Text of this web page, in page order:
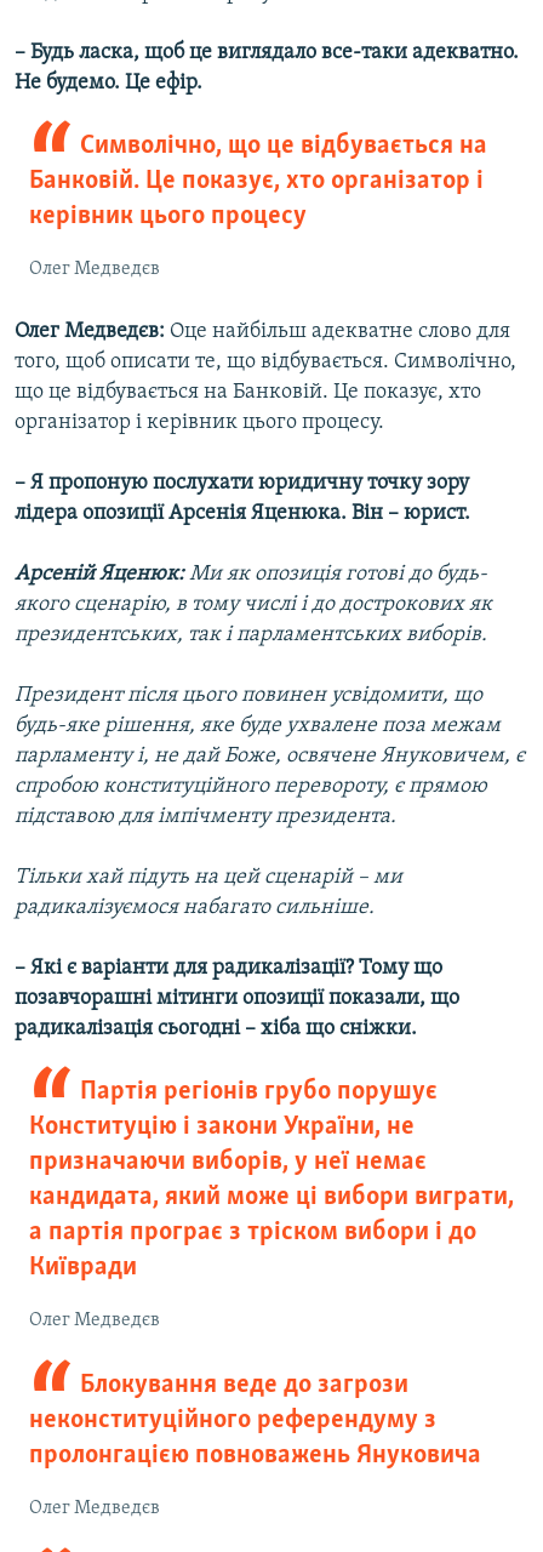
– Будь ласка, щоб це виглядало все-таки адекватно.
Не будемо. Це ефір.
Символічно, що це відбувається на
Банковій. Це показує, хто організатор і
керівник цього процесу
Олег Медведєв
Олег Медведєв: Оце найбільш адекватне слово для
того, щоб описати те, що відбувається. Символічно,
що це відбувається на Банковій. Це показує, хто
організатор і керівник цього процесу.
– Я пропоную послухати юридичну точку зору
лідера опозиції Арсенія Яценюка. Він – юрист.
Арсеній Яценюк:Ми як опозиція готові до будь-
якого сценарію, в тому числі і до дострокових як
президентських, так і парламентських виборів.
Президент після цього повинен усвідомити, що
будь-яке рішення, яке буде ухвалене поза межам
парламенту і, не дай Боже, освячене Януковичем, є
спробою конституційного перевороту, є прямою
підставою для імпічменту президента.
Тільки хай підуть на цей сценарій – ми
радикалізуємося набагато сильніше.
– Які є варіанти для радикалізації? Тому що
позавчорашні мітинги опозиції показали, що
радикалізація сьогодні – хіба що сніжки.
Партія регіонів грубо порушує
Конституцію і закони України, не
призначаючи виборів, у неї немає
кандидата, який може ці вибори виграти,
а партія програє з тріском вибори і до
Київради
Олег Медведєв
Блокування веде до загрози
неконституційного референдуму з
пролонгацією повноважень Януковича
Олег Медведєв